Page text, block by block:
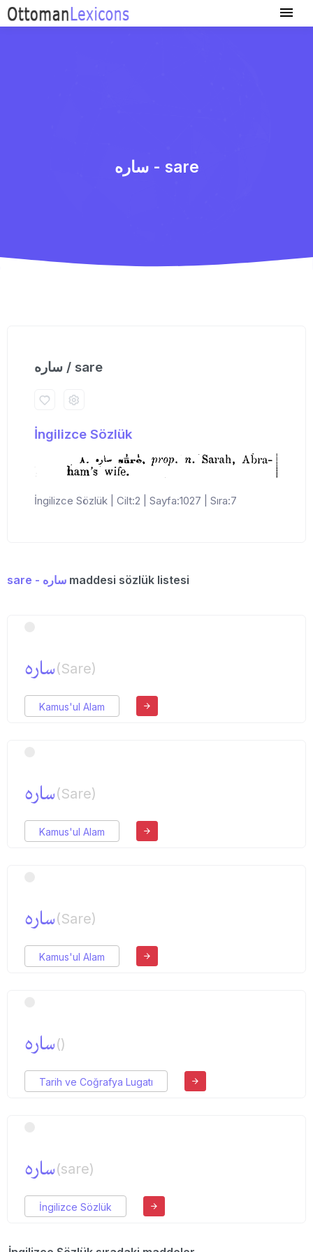
ساره - sare
ساره / sare
İngilizce Sözlük
İngilizce Sözlük | Cilt:2 | Sayfa:1027 | Sıra:7
sare - ساره maddesi sözlük listesi
ساره(Sare)
Kamus'ul Alam
ساره(Sare)
Kamus'ul Alam
ساره(Sare)
Kamus'ul Alam
ساره()
Tarih ve Coğrafya Lugatı
ساره(sare)
İngilizce Sözlük